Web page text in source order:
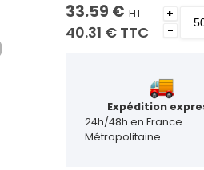
33.59 € HT
40.31 € TTC
+
-
Expédition
24h/48h en France
Métropolitaine